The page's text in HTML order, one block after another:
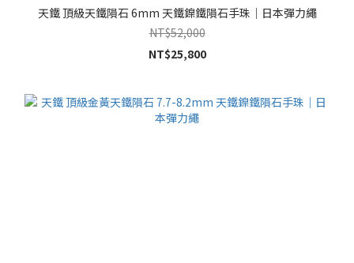
天鐵 頂級天鐵隕石 6mm 天鐵鎳鐵隕石手珠｜日本彈力繩
NT$52,000
NT$25,800